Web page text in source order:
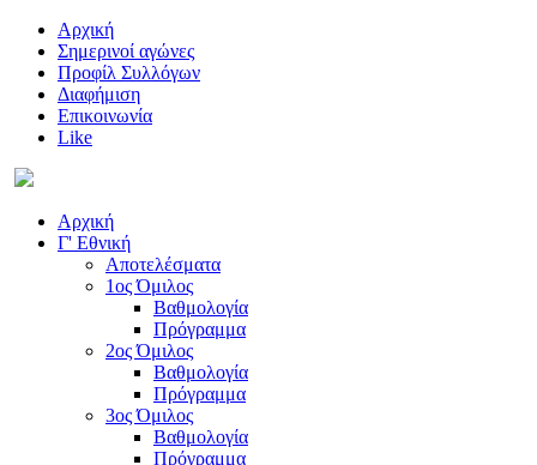
Αρχική
Σημερινοί αγώνες
Προφίλ Συλλόγων
Διαφήμιση
Επικοινωνία
Like
Αρχική
Γ' Εθνική
Αποτελέσματα
1ος Όμιλος
Βαθμολογία
Πρόγραμμα
2ος Όμιλος
Βαθμολογία
Πρόγραμμα
3ος Όμιλος
Βαθμολογία
Πρόγραμμα